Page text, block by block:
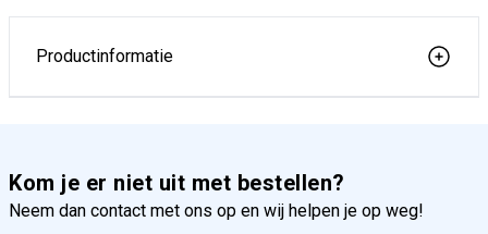
Productinformatie
Kom je er niet uit met bestellen?
Neem dan contact met ons op en wij helpen je op weg!